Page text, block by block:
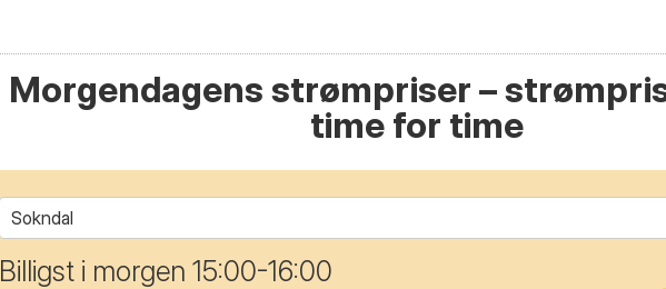
Morgendagens strømpriser –
time for time
Sokndal
Billigst i morgen 15:00-16:00